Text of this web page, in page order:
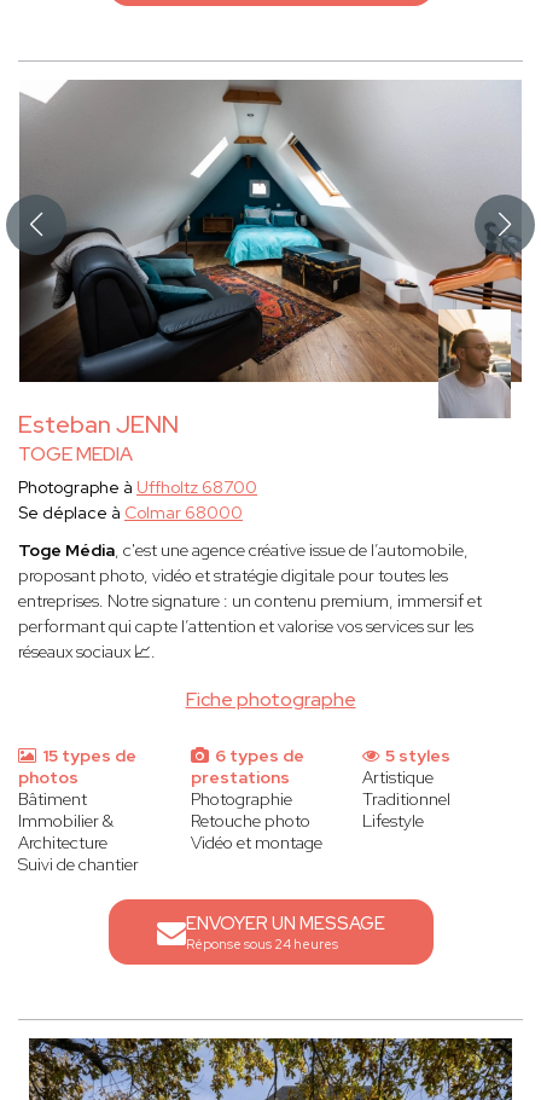
Esteban JENN
TOGE MEDIA
Fiche photographe
Photographe à Uffholtz 68700
Se déplace à Colmar 68000
Toge Média, c'est une agence créative issue de l’automobile,
proposant photo, vidéo et stratégie digitale pour toutes les
entreprises. Notre signature : un contenu premium, immersif et
performant qui capte l’attention et valorise vos services sur les
réseaux sociaux 📈.
15 types de
photos
Bâtiment
Immobilier &
Architecture
Suivi de chantier
6 types de
prestations
Photographie
Retouche photo
Vidéo et montage
5 styles
Artistique
Traditionnel
Lifestyle
ENVOYER UN MESSAGE
Réponse sous 24 heures